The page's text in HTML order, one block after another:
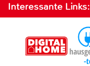
Interessante Links: